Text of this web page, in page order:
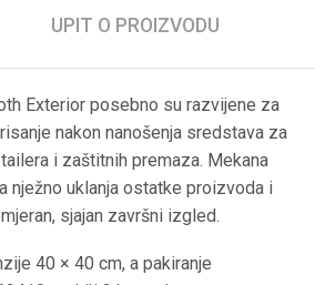
UPIT O PROIZVODU
Exterior posebno su razvijene za
nakon nanošenja sredstava za
i zaštitnih premaza. Mekana
nježno uklanja ostatke proizvoda i
sjajan završni izgled.
40 × 40 cm, a pakiranje